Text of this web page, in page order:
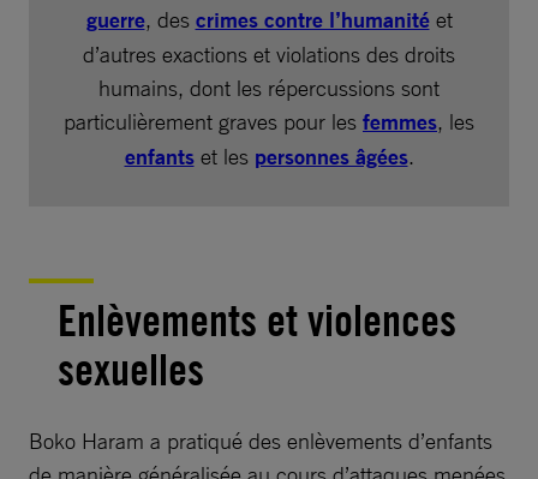
guerre, des crimes contre l’humanitéet
d’autres exactions et violations des droits
humains, dont les répercussions sont
particulièrement graves pour les femmes, les
enfantset les personnes âgées.
Enlèvements et violences
sexuelles
Boko Haram a pratiqué des enlèvements d’enfants
de manière généralisée au cours d’attaques menées